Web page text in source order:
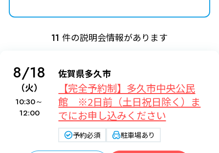
11 件の説明会情報があります
8/18
（火）
10:30～
12:00
佐賀県多久市
【完全予約制】多久市中央公民
館 ※2日前（土日祝日除く）ま
でにお申し込みください
予約必須 駐車場あり